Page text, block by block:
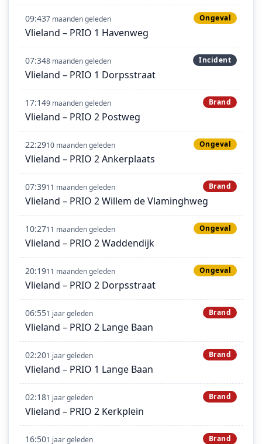
09:437 maanden geleden Ongeval
Vlieland – PRIO 1 Havenweg
07:348 maanden geleden Incident
Vlieland – PRIO 1 Dorpsstraat
17:149 maanden geleden Brand
Vlieland – PRIO 2 Postweg
22:2910 maanden geleden Ongeval
Vlieland – PRIO 2 Ankerplaats
07:3911 maanden geleden Brand
Vlieland – PRIO 2 Willem de Vlaminghweg
10:2711 maanden geleden Ongeval
Vlieland – PRIO 2 Waddendijk
20:1911 maanden geleden Ongeval
Vlieland – PRIO 2 Dorpsstraat
06:551 jaar geleden Brand
Vlieland – PRIO 2 Lange Baan
02:201 jaar geleden Brand
Vlieland – PRIO 1 Lange Baan
02:181 jaar geleden Brand
Vlieland – PRIO 2 Kerkplein
16:501 jaar geleden Brand